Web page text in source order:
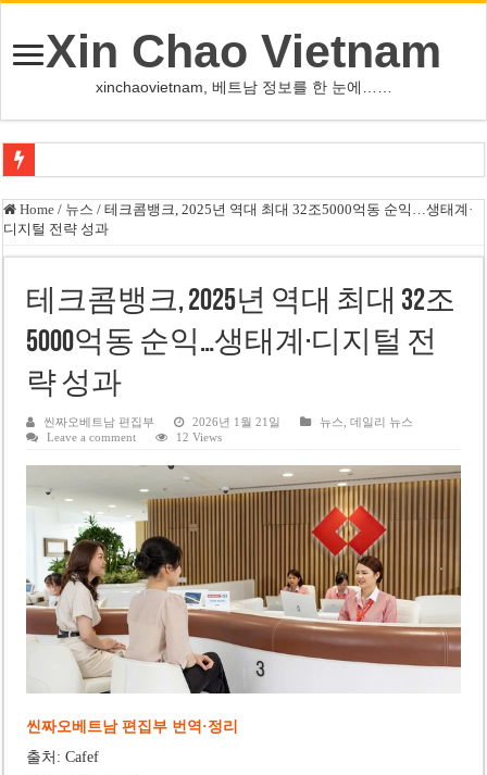
Xin Chao Vietnam
xinchaovietnam, 베트남 정보를 한 눈에……
사우디·튀르키예·파키스탄, 메카서 공동방위조약 체결
오픈AI, 차세대 AI ‘아스트라’ 출시 연기…사이버공격 위험 우려
U-17 여자배구 대표팀, 세계선수권 대만 3-1 제압 2연승
글로벌 정유시설 차질 속 K-정유, 에너지 안보 핵심 자산으로 재부상
美 법원, 리플렉팅 풀 훼손 용의자 공소기각…트럼프 ‘재고’ 촉구
태국 명문학교 총기난사…중학생, 교직원 등 최소 7명 살해
사우디·튀르키예·파키스탄, 메카 공동방위조약 체결…수니파 안보동맹 출범
우크라이나 ’40일 압박 작전’ 성과와 한계
Home / 뉴스 / 테크콤뱅크, 2025년 역대 최대 32조5000억동 순익…생태계·
디지털 전략 성과
테크콤뱅크, 2025년 역대 최대 32조
5000억동 순익…생태계·디지털 전
략 성과
씬짜오베트남 편집부 2026년 1월 21일 뉴스 ,데일리 뉴스
Leave a comment
12 Views
씬짜오베트남 편집부 번역·정리
출처: Cafef